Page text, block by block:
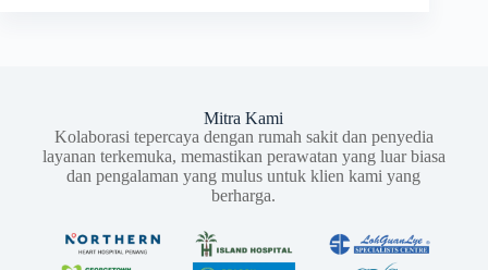
Mitra Kami
Kolaborasi tepercaya dengan rumah sakit dan penyedia
layanan terkemuka, memastikan perawatan yang luar biasa
dan pengalaman yang mulus untuk klien kami yang
berharga.